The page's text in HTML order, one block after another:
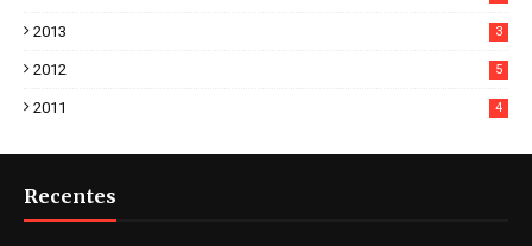
2013 3
2012 5
2011 4
Recentes